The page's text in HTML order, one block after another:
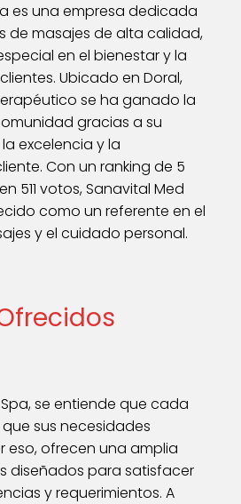
es una empresa dedicada
de masajes de alta calidad,
en el bienestar y la
Ubicado en Doral,
se ha ganado la
gracias a su
excelencia y la
Con un ranking de 5
511 votos, Sanavital Med
como un referente en el
y el cuidado personal.
se entiende que cada
sus necesidades
eso, ofrecen una amplia
diseñados para satisfacer
y requerimientos. A